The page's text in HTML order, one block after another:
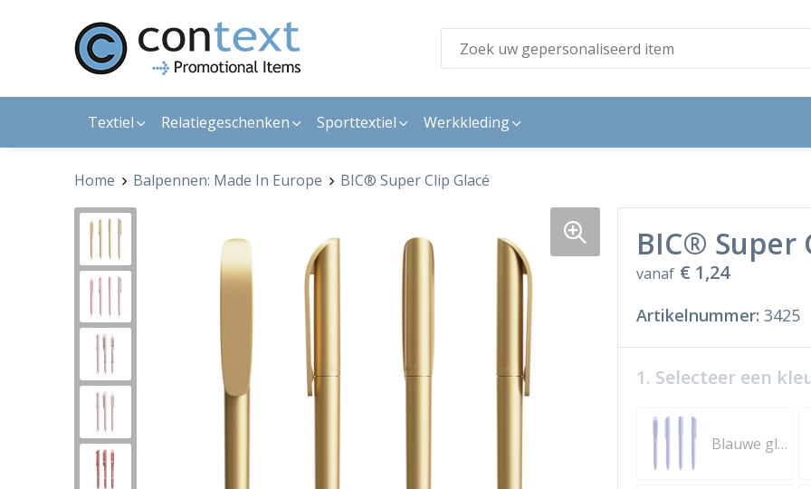
Textiel Relatiegeschenken Sporttextiel Werkkleding
Home Balpennen: Made In Europe BIC® Super Clip Glacé
BIC® Super
vanaf € 1,24
Artikelnummer: 3425
1. Selecteer een
Blauwe glacé